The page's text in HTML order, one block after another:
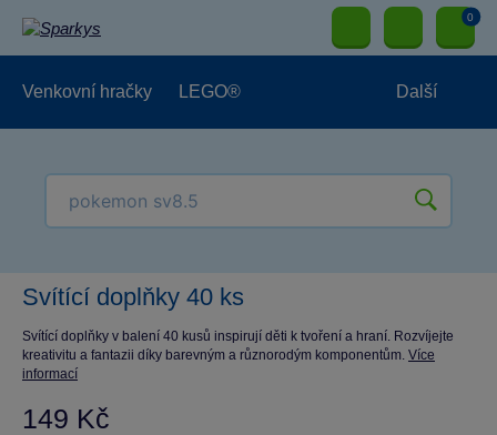
0
Venkovní hračky LEGO® Další
Svítící doplňky 40 ks
Svítící doplňky v balení 40 kusů inspirují děti k tvoření a hraní. Rozvíjejte
kreativitu a fantazii díky barevným a různorodým komponentům. Více
informací
149 Kč